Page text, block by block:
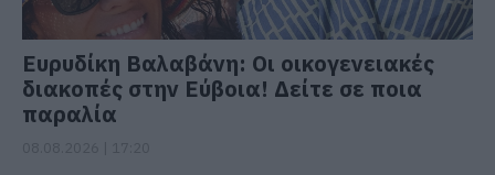
Ευρυδίκη Βαλαβάνη: Οι οικογενειακές
διακοπές στην Εύβοια! Δείτε σε ποια
παραλία